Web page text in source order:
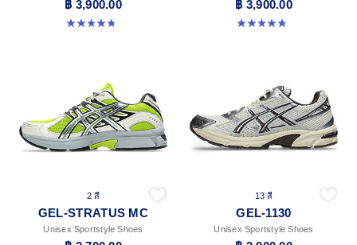
฿ 3,900.00
4.8 จาก 5 ดาว 52 รีวิว
฿ 3,900.00
4.8 จาก 5 ดาว 396 รีวิว
2 สี
GEL-STRATUS MC
Unisex Sportstyle Shoes
13 สี
GEL-1130
Unisex Sportstyle Shoes